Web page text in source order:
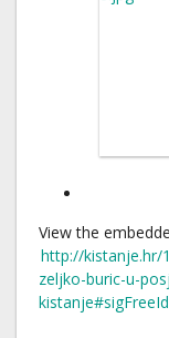
View the
http://kistanje.hr/
zeljko-buric-u-